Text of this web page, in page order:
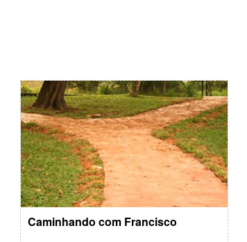
Caminhando com Francisco